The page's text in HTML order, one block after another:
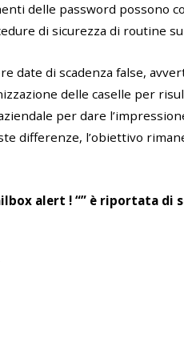
delle password possono
di sicurezza di routine
date di scadenza false,
delle caselle per
per dare
differenze, l’obiettivo
alert ! “” è riportata di